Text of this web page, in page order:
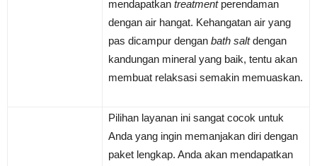
mendapatkan treatment perendaman
dengan air hangat. Kehangatan air yang
pas dicampur dengan bath saltdengan
kandungan mineral yang baik, tentu akan
membuat relaksasi semakin memuaskan.
Pilihan layanan ini sangat cocok untuk
Anda yang ingin memanjakan diri dengan
paket lengkap. Anda akan mendapatkan